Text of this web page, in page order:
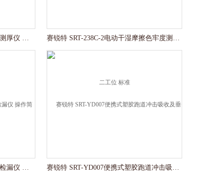
赛锐特 SRT-Z564水基水门汀薄膜测厚仪 测试稳定 赛锐特 SRT-238C-2电动干湿摩擦色牢度测试仪-二工位 标准
赛锐特 SRT-Z553高效过滤器计数检漏仪 操作简单测试 赛锐特 SRT-YD007便携式‌塑胶跑道冲击吸收及垂直变形试验仪